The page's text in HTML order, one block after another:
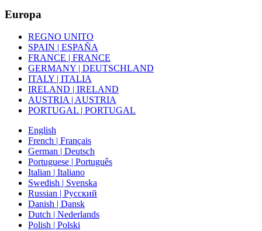
Europa
REGNO UNITO
SPAIN | ESPAÑA
FRANCE | FRANCE
GERMANY | DEUTSCHLAND
ITALY | ITALIA
IRELAND | IRELAND
AUSTRIA | AUSTRIA
PORTUGAL | PORTUGAL
English
French | Français
German | Deutsch
Portuguese | Português
Italian | Italiano
Swedish | Svenska
Russian | Русский
Danish | Dansk
Dutch | Nederlands
Polish | Polski